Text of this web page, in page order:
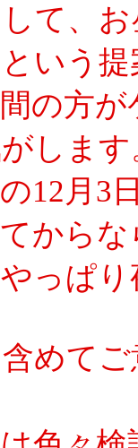
て、
いう
の方
します
12月3
から
っぱ
めて